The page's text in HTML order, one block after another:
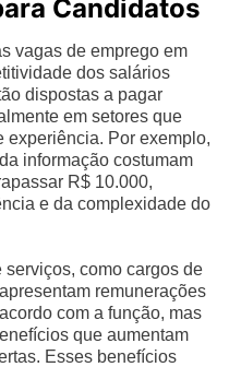
Candidatos
vagas de emprego em
dos salários
dispostas a pagar
em setores que
experiência. Por exemplo,
informação costumam
R$ 10.000,
e da complexidade do
como cargos de
remunerações
com a função, mas
que aumentam
Esses benefícios